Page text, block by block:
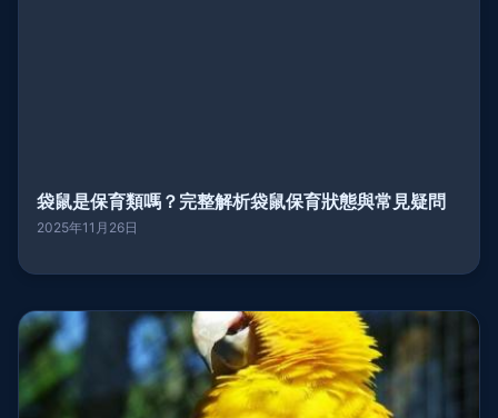
袋鼠是保育類嗎？完整解析袋鼠保育狀態與常見疑問
2025年11月26日